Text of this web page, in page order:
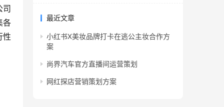
各
性
最近文章
小红书X美妆品牌打卡在逃公主妆合作方
案
尚界汽车官方直播间运营策划
网红探店营销策划方案